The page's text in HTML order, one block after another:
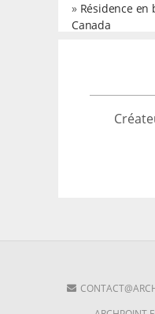
» Résidence en
Canada